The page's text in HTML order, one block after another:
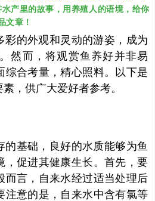
水产里的故事，用养殖人的语境，给你
文章！
彩的外观和灵动的游姿，成为
然而，将观赏鱼养好并非易
综合考量，精心照料。以下是
，供广大爱好者参考。
的基础，良好的水质能够为鱼
，促进其健康生长。首先，要
而言，自来水经过适当处理后
注意的是，自来水中含有氯等